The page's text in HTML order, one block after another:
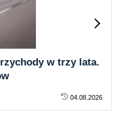
w trzy lata.
04.08.2026